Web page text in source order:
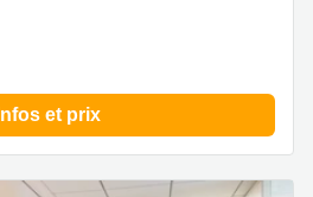
Infos et prix